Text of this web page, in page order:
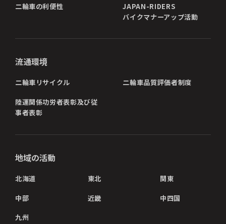
二輪車の利便性
JAPAN-RIDERS
バイクマナーアップ活動
流通環境
二輪車リサイクル 二輪車品質評価者制度
陸運関係功労者表彰及び従
事者表彰
地域の活動
北海道 東北 関東
中部 近畿 中四国
九州